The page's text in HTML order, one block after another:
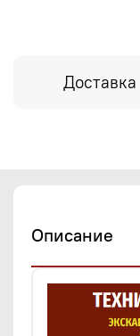
Доставка
Описание